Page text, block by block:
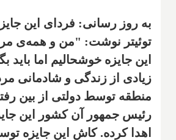
به روز رسانی: فردای این
توئیتر نوشت: "من و همه‌ی
این جایزه خوشحالیم اما باید
زیادی از زندگی و شادمانی
منطقه توسط دولتی از بین
رئیس جمهور آن کشور این
اهدا کرده. کاش این جایزه